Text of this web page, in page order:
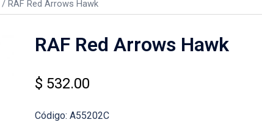
/ RAF Red Arrows Hawk
RAF Red Arrows Hawk
$ 532.00
Código: A55202C